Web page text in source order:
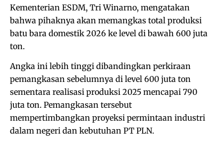
Kementerian ESDM, Tri Winarno, mengatakan
bahwa pihaknya akan memangkas total produksi
batu bara domestik 2026 ke level di bawah 600 juta
ton.
Angka ini lebih tinggi dibandingkan perkiraan
pemangkasan sebelumnya di level 600 juta ton
sementara realisasi produksi 2025 mencapai 790
juta ton. Pemangkasan tersebut
mempertimbangkan proyeksi permintaan industri
dalam negeri dan kebutuhan PT PLN.